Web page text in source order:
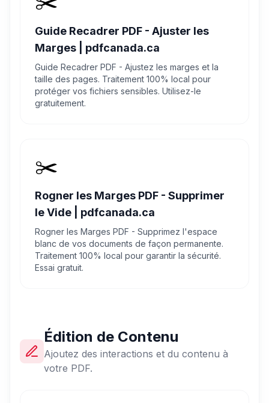
Guide Recadrer PDF - Ajuster les
Marges | pdfcanada.ca
Guide Recadrer PDF - Ajustez les marges et la
taille des pages. Traitement 100% local pour
protéger vos fichiers sensibles. Utilisez-le
gratuitement.
✂️
Rogner les Marges PDF - Supprimer
le Vide | pdfcanada.ca
Rogner les Marges PDF - Supprimez l'espace
blanc de vos documents de façon permanente.
Traitement 100% local pour garantir la sécurité.
Essai gratuit.
Édition de Contenu
Ajoutez des interactions et du contenu à
votre PDF.